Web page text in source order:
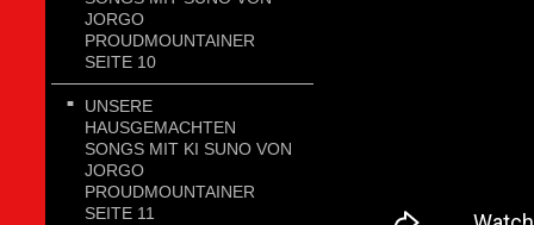
JORGO
PROUDMOUNTAINER
SEITE 10
UNSERE
HAUSGEMACHTEN
SONGS MIT KI SUNO VON
JORGO
PROUDMOUNTAINER
SEITE 11